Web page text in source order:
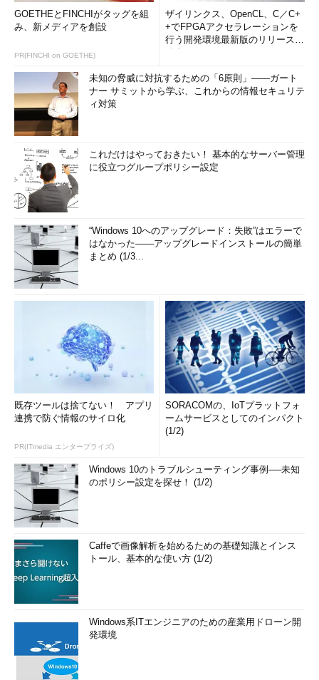
GOETHEとFINCHIがタッグを組
み、新メディアを創設
PR(FINCHI on GOETHE)
ザイリンクス、OpenCL、C／C+
+でFPGAアクセラレーションを
行う開発環境最新版のリリースを
未知の脅威に対抗するための「6原則」――ガート
ナー サミットから学ぶ、これからの情報セキュリテ
ィ対策
これだけはやっておきたい！ 基本的なサーバー管理
に役立つグループポリシー設定
“Windows 10へのアップグレード：失敗”はエラーで
はなかった――アップグレードインストールの簡単
まとめ (1/3...
既存ツールは捨てない！ アプリ
連携で防ぐ情報のサイロ化
PR(ITmedia エンタープライズ)
SORACOMの、IoTプラットフォ
ームサービスとしてのインパクト
(1/2)
Windows 10のトラブルシューティング事例──未知
のポリシー設定を探せ！ (1/2)
Caffeで画像解析を始めるための基礎知識とインス
トール、基本的な使い方 (1/2)
Windows系ITエンジニアのための産業用ドローン開
発環境